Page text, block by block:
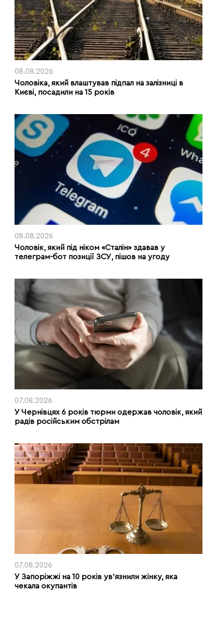
08.08.2026
Чоловіка, який влаштував підпал на залізниці в
Києві, посадили на 15 років
08.08.2026
Чоловік, який під ніком «Сталін» здавав у
телеграм-бот позиції ЗСУ, пішов на угоду
07.08.2026
У Чернівцях 6 років тюрми одержав чоловік, який
радів російським обстрілам
07.08.2026
У Запоріжжі на 10 років увʼязнили жінку, яка
чекала окупантів